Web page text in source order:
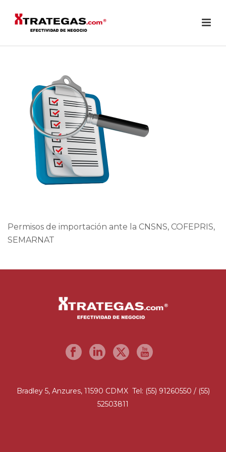
Permisos de importación ante la CNSNS, COFEPRIS,
SEMARNAT
Bradley 5, Anzures, 11590 CDMX Tel: (55) 91260550 / (55)
52503811